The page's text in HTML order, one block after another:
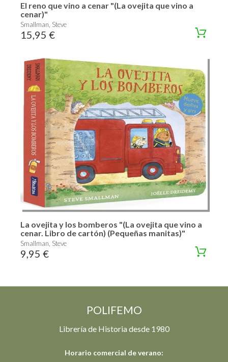
El reno que vino a cenar "(La ovejita que vino a
cenar)"
Smallman, Steve
15,95 €
La ovejita y los bomberos "(La ovejita que vino a
cenar. Libro de cartón) (Pequeñas manitas)"
Smallman, Steve
9,95 €
POLIFEMO
Librería de Historia desde 1980
Horario comercial de verano: